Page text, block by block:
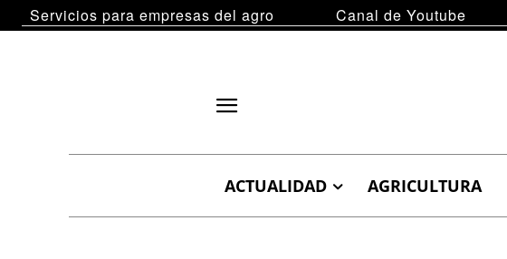
Servicios para empresas del agro Canal de Youtube
ACTUALIDAD AGRICULTURA